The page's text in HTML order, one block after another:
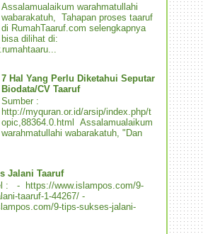
Assalamualaikum warahmatullahi
wabarakatuh, Tahapan proses taaruf
di RumahTaaruf.com selengkapnya
bisa dilihat di:
7 Hal Yang Perlu Diketahui Seputar
Biodata/CV Taaruf
Sumber :
http://myquran.or.id/arsip/index.php/t
opic,88364.0.html Assalamualaikum
warahmatullahi wabarakatuh, "Dan
Jalani Taaruf
: - https://www.islampos.com/9-
taaruf-1-44267/ -
9-tips-sukses-jalani-